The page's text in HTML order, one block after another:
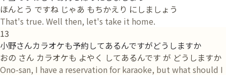
ほんとう ですね じゃあ もちかえり にしましょう
That's true. Well then, let's take it home.
13
小野さんカラオケも予約してあるんですがどうしますか
おの さん カラオケも よやく してあるんです が どうしますか
Ono-san, I have a reservation for karaoke, but what should I